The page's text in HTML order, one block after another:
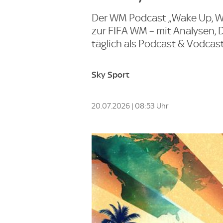
Der WM Podcast „Wake Up,
zur FIFA WM – mit
täglich als Podcast &
Sky Sport
20.07.2026 | 08:53 Uhr